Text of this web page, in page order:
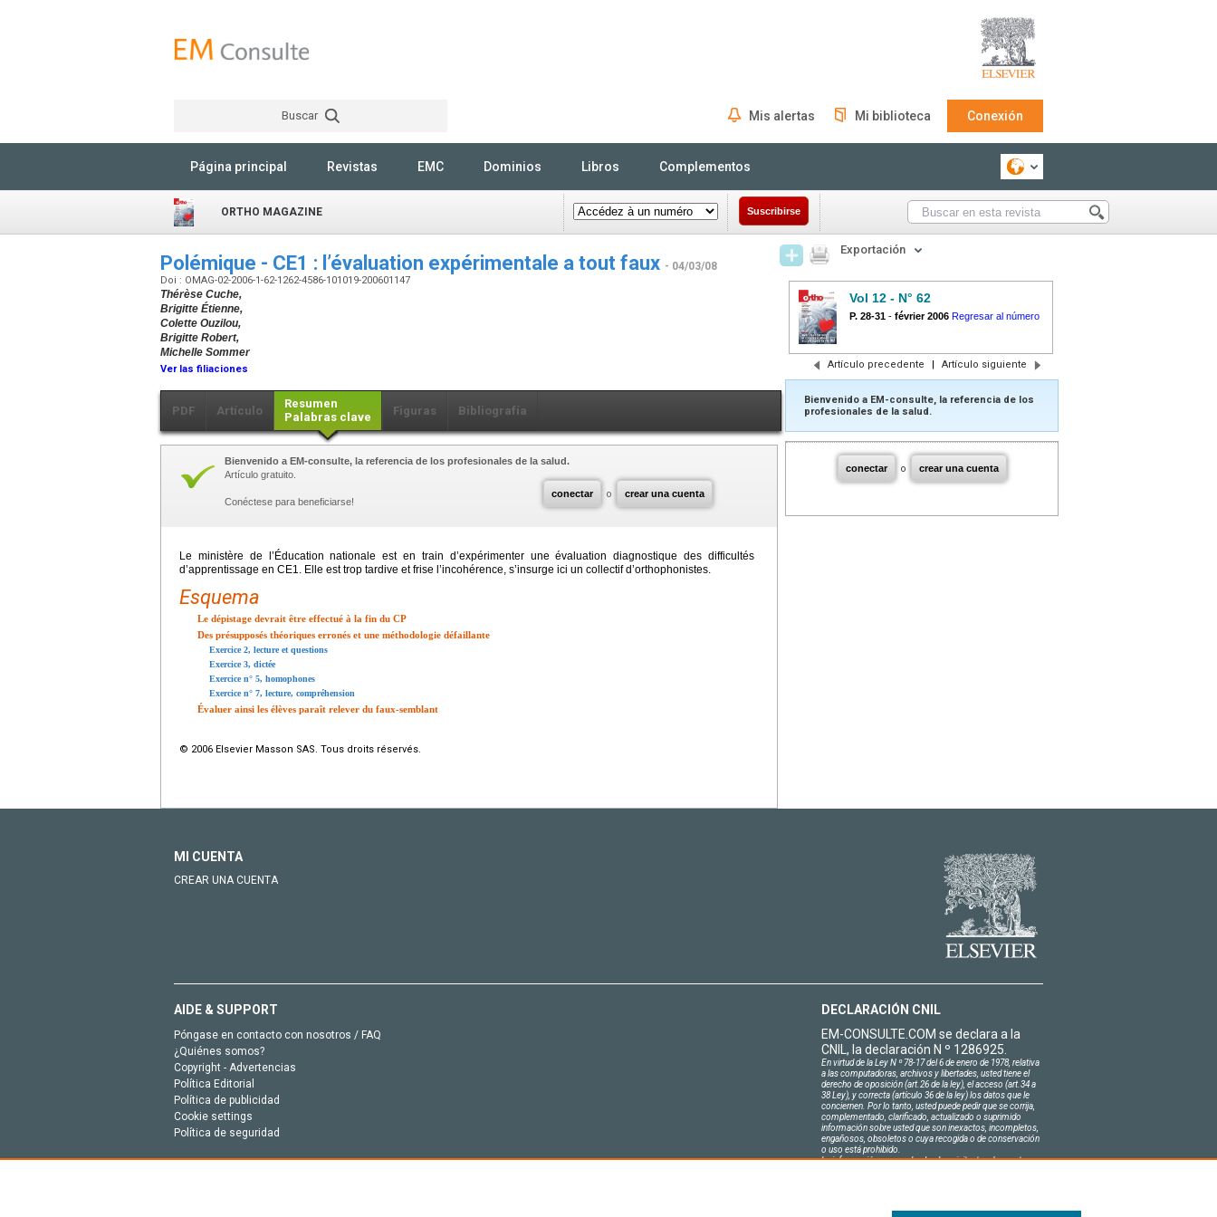
Buscar Mis alertas Mi biblioteca Conexión
Página principal Revistas EMC Dominios Libros Complementos
ORTHO MAGAZINE Suscribirse
Polémique - CE1 : l’évaluation expérimentale a tout faux - 04/03/08
Doi : OMAG-02-2006-1-62-1262-4586-101019-200601147
Thérèse Cuche,
Brigitte Étienne,
Colette Ouzilou,
Brigitte Robert,
Michelle Sommer
Ver las filiaciones
PDF Artículo
Resumen
Palabras clave
Figuras Bibliografía
conectar o crear una cuenta
Bienvenido a EM-consulte, la referencia de los profesionales de la salud.
Artículo gratuito.
Conéctese para beneficiarse!
Le ministère de l’Éducation nationale est en train d’expérimenter une évaluation diagnostique des difficultés
d’apprentissage en CE1. Elle est trop tardive et frise l’incohérence, s’insurge ici un collectif d’orthophonistes.
Esquema
Le dépistage devrait être effectué à la fin du CP
Des présupposés théoriques erronés et une méthodologie défaillante
Exercice 2, lecture et questions
Exercice 3, dictée
Exercice n° 5, homophones
Exercice n° 7, lecture, compréhension
Évaluer ainsi les élèves paraît relever du faux-semblant
© 2006 Elsevier Masson SAS. Tous droits réservés.
Exportación
Vol 12 - N° 62
P. 28-31 - février 2006 Regresar al número
Artículo precedente | Artículo siguiente
Bienvenido a EM-consulte, la referencia de los
profesionales de la salud.
conectar o crear una cuenta
MI CUENTA
CREAR UNA CUENTA
AIDE & SUPPORT
Póngase en contacto con nosotros / FAQ
¿Quiénes somos?
Copyright - Advertencias
Política Editorial
Política de publicidad
Cookie settings
Política de seguridad
DECLARACIÓN CNIL
EM-CONSULTE.COM se declara a la
CNIL, la declaración N º 1286925.
En virtud de la Ley N º 78-17 del 6 de enero de 1978, relativa
a las computadoras, archivos y libertades, usted tiene el
derecho de oposición (art.26 de la ley), el acceso (art.34 a
38 Ley), y correcta (artículo 36 de la ley) los datos que le
conciernen. Por lo tanto, usted puede pedir que se corrija,
complementado, clarificado, actualizado o suprimido
información sobre usted que son inexactos, incompletos,
engañosos, obsoletos o cuya recogida o de conservación
o uso está prohibido.
La información personal sobre los visitantes de nuestro